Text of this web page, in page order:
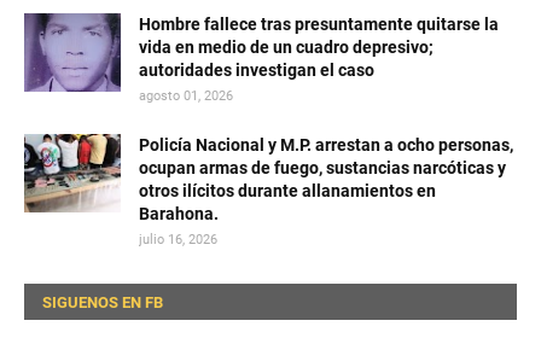
Hombre fallece tras presuntamente quitarse la
vida en medio de un cuadro depresivo;
autoridades investigan el caso
agosto 01, 2026
Policía Nacional y M.P. arrestan a ocho personas,
ocupan armas de fuego, sustancias narcóticas y
otros ilícitos durante allanamientos en
Barahona.
julio 16, 2026
SIGUENOS EN FB